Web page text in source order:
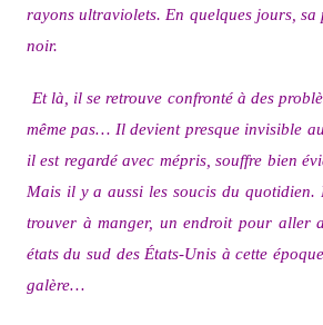
rayons ultraviolets. En quelques jours, sa
noir.
Et là, il se retrouve confronté à des
même pas… Il devient presque invisible
il est regardé avec mépris, souffre bien
Mais il y a aussi les soucis du quotidien.
trouver à manger, un endroit pour aller
états du sud des États-Unis à cette
galère…